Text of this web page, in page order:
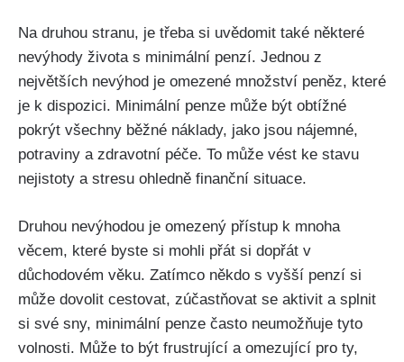
Na druhou stranu, je třeba si uvědomit také některé
nevýhody života s minimální penzí. Jednou z
největších nevýhod je omezené množství peněz, které
je k dispozici. Minimální penze může být obtížné
pokrýt všechny běžné náklady, jako jsou nájemné,
potraviny a zdravotní péče. To může vést ke stavu
nejistoty a stresu ohledně finanční situace.
Druhou nevýhodou je omezený přístup k mnoha
věcem, které byste si mohli přát si dopřát v
důchodovém věku. Zatímco někdo s vyšší penzí si
může dovolit cestovat, zúčastňovat se aktivit a splnit
si své sny, minimální penze často neumožňuje tyto
volnosti. Může to být frustrující a omezující pro ty,